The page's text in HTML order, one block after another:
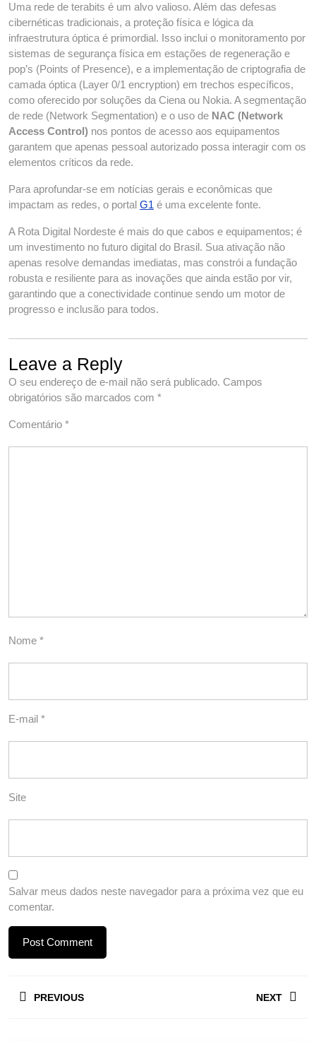
Uma rede de terabits é um alvo valioso. Além das defesas
cibernéticas tradicionais, a proteção física e lógica da
infraestrutura óptica é primordial. Isso inclui o monitoramento por
sistemas de segurança física em estações de regeneração e
pop’s (Points of Presence), e a implementação de criptografia de
camada óptica (Layer 0/1 encryption) em trechos específicos,
como oferecido por soluções da Ciena ou Nokia. A segmentação
de rede (Network Segmentation) e o uso de NAC (Network
Access Control) nos pontos de acesso aos equipamentos
garantem que apenas pessoal autorizado possa interagir com os
elementos críticos da rede.
Para aprofundar-se em notícias gerais e econômicas que
impactam as redes, o portal G1 é uma excelente fonte.
A Rota Digital Nordeste é mais do que cabos e equipamentos; é
um investimento no futuro digital do Brasil. Sua ativação não
apenas resolve demandas imediatas, mas constrói a fundação
robusta e resiliente para as inovações que ainda estão por vir,
garantindo que a conectividade continue sendo um motor de
progresso e inclusão para todos.
Leave a Reply
O seu endereço de e-mail não será publicado. Campos
obrigatórios são marcados com *
Comentário *
Nome *
E-mail *
Site
Salvar meus dados neste navegador para a próxima vez que eu
comentar.
de
PREVIOUS NEXT